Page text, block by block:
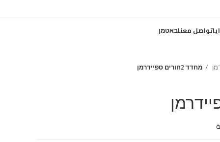
تواصل معناבאטמן
מחדד 2חורים ספיידרמן